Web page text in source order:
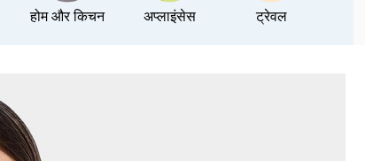
होम और किचन अप्लाइंसेस ट्रेवल